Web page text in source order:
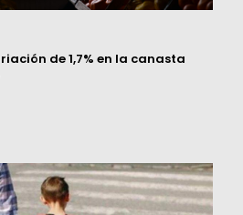
de 1,7% en la canasta